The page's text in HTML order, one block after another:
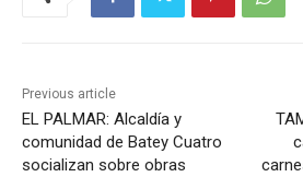
Previous article
EL PALMAR: Alcaldía y
comunidad de Batey Cuatro
socializan sobre obras